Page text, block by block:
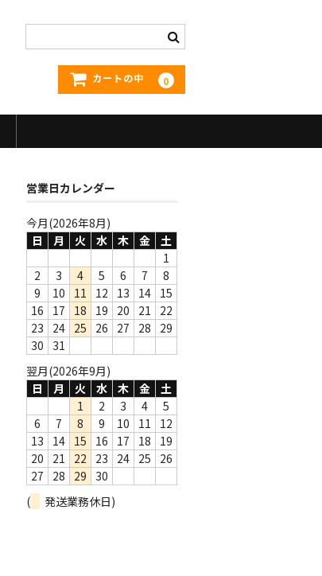
カートの中 0
営業日カレンダー
今月(2026年8月)
日
月 火 水 木 金
土
1
2
3 4 5 6 7
8
9
10 11 12 13 14 15
16
17 18 19 20 21
22
23
24 25 26 27 28
29
30
31
翌月(2026年9月)
日
月 火 水 木 金
土
1
2 3 4
5
6
7 8 9 10 11
12
13
14 15 16 17 18
19
20
21 22 23 24 25
26
27
28 29
30
(
発送業務休日)